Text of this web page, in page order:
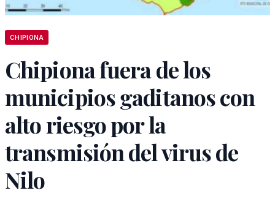
CHIPIONA
Chipiona fuera de los
municipios gaditanos con
alto riesgo por la
transmisión del virus de
Nilo